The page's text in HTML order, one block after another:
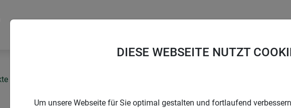
DIESE WEBSEITE NUTZT
Um unsere Webseite für Sie optimal gestalten und fortlaufend